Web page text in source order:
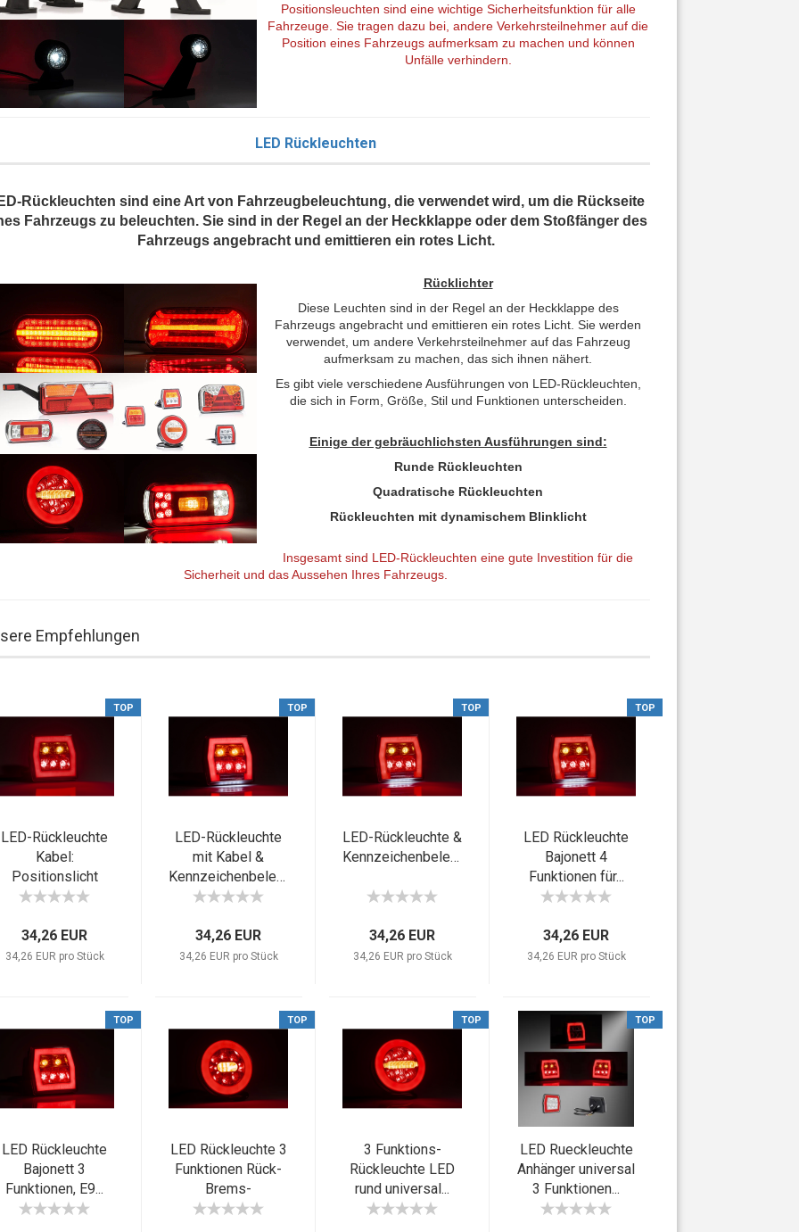
Positionsleuchten sind eine wichtige Sicherheitsfunktion für alle
Fahrzeuge. Sie tragen dazu bei, andere Verkehrsteilnehmer auf die
Position eines Fahrzeugs aufmerksam zu machen und können
Unfälle verhindern.
LED Rückleuchten
Rückleuchten sind eine Art von Fahrzeugbeleuchtung, die verwendet wird, um die Rückseite
Fahrzeugs zu beleuchten. Sie sind in der Regel an der Heckklappe oder dem Stoßfänger des
Fahrzeugs angebracht und emittieren ein rotes Licht.
Rücklichter
Diese Leuchten sind in der Regel an der Heckklappe des
Fahrzeugs angebracht und emittieren ein rotes Licht. Sie werden
verwendet, um andere Verkehrsteilnehmer auf das Fahrzeug
aufmerksam zu machen, das sich ihnen nähert.
Es gibt viele verschiedene Ausführungen von LED-Rückleuchten,
die sich in Form, Größe, Stil und Funktionen unterscheiden.
Einige der gebräuchlichsten Ausführungen sind:
Runde Rückleuchten
Quadratische Rückleuchten
Rückleuchten mit dynamischem Blinklicht
Insgesamt sind LED-Rückleuchten eine gute Investition für die
Sicherheit und das Aussehen Ihres Fahrzeugs.
Empfehlungen
TOP
LED-Rückleuchte
Kabel:
Positionslicht
Bremslicht...
34,26 EUR
34,26 EUR pro Stück
TOP
LED-Rückleuchte
mit Kabel &
Kennzeichenbeleuchtung...
34,26 EUR
34,26 EUR pro Stück
TOP
LED-Rückleuchte &
Kennzeichenbeleuchtung...
34,26 EUR
34,26 EUR pro Stück
TOP
LED Rückleuchte
Bajonett 4
Funktionen für...
34,26 EUR
34,26 EUR pro Stück
TOP
LED Rückleuchte
Bajonett 3
Funktionen, E9...
TOP
LED Rückleuchte 3
Funktionen Rück-
Brems-
Blinkleuchte...
TOP
3 Funktions-
Rückleuchte LED
rund universal...
TOP
LED Rueckleuchte
Anhänger universal
3 Funktionen...